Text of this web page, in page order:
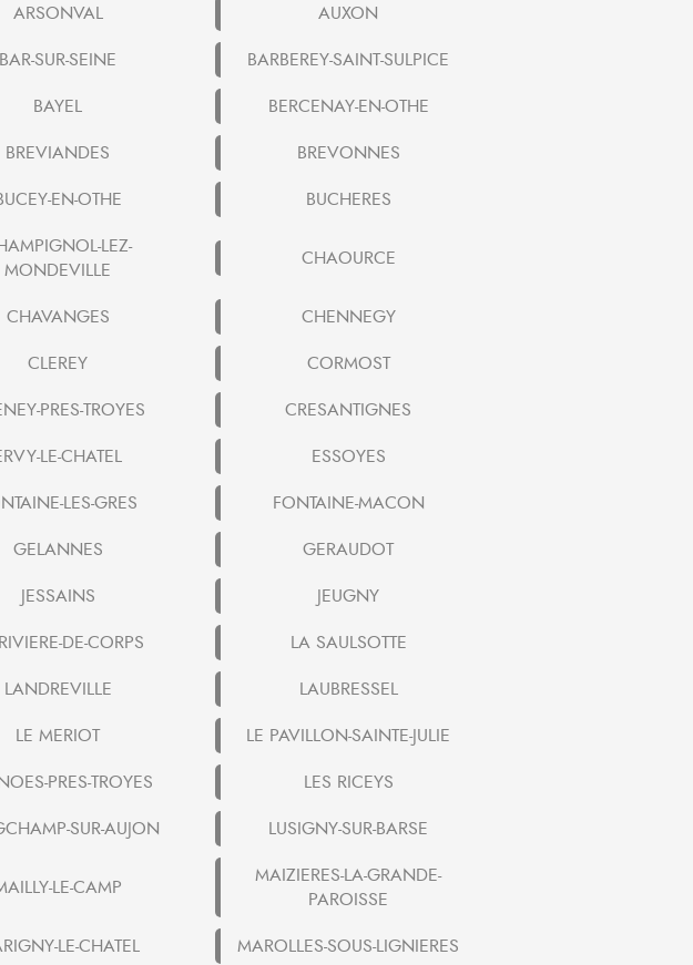
ARSONVAL
AUXON
BAR-SUR-SEINE
BARBEREY-SAINT-SULPICE
BAYEL
BERCENAY-EN-OTHE
BREVIANDES
BREVONNES
EN-OTHE BUCHERES
LEZ-
MONDEVILLE
CHAOURCE
CHAVANGES
CHENNEGY
CLEREY
CORMOST
PRES-TROYES
CRESANTIGNES
LE-CHATEL
ESSOYES
LES-GRES
FONTAINE-MACON
GELANNES
GERAUDOT
JESSAINS
JEUGNY
DE-CORPS
LA SAULSOTTE
LANDREVILLE
LAUBRESSEL
LE MERIOT
LE PAVILLON-SAINTE-JULIE
PRES-TROYES
LES RICEYS
SUR-AUJON LUSIGNY-SUR-BARSE
LE-CAMP
MAIZIERES-LA-GRANDE-
PAROISSE
LE-CHATEL
MAROLLES-SOUS-LIGNIERES